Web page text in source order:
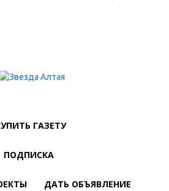
ГАЗЕТУ
ПОДПИСКА
ДАТЬ ОБЪЯВЛЕНИЕ